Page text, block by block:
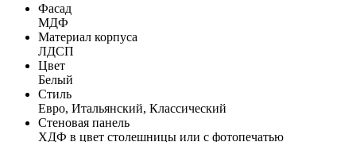
Фасад
МДФ
Материал корпуса
ЛДСП
Цвет
Белый
Стиль
Евро, Итальянский, Классический
Стеновая панель
ХДФ в цвет столешницы или с фотопечатью